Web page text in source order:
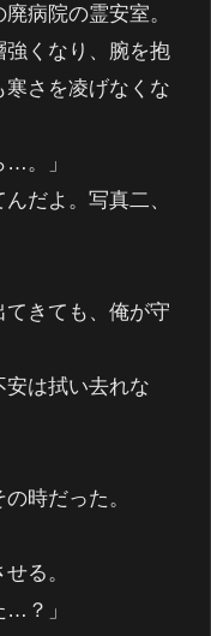
病院の霊安室。
強くなり、腕を抱
寒さを凌げなくな
…。」
だよ。写真二、
てきても、俺が守
は拭い去れな
時だった。
る。
…？」